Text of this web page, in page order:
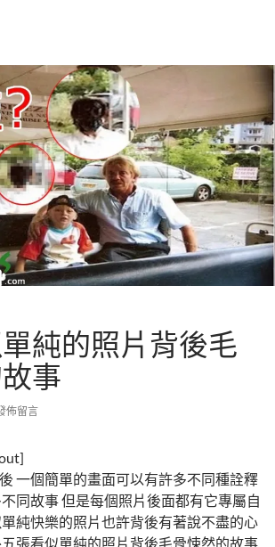
純的照片背後毛
事
佈留言
一個簡單的畫面可以有許多不同種詮釋
同故事 但是每個照片後面都有它專屬自
純快樂的照片也許背後有著說不盡的心
張看似單純的照片背後毛骨悚然的故事